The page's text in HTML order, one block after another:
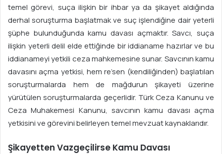
temel görevi, suça ilişkin bir ihbar ya da şikayet aldığında
derhal soruşturma başlatmak ve suç işlendiğine dair yeterli
şüphe bulunduğunda kamu davası açmaktır. Savcı, suça
ilişkin yeterli delil elde ettiğinde bir iddianame hazırlar ve bu
iddianameyi yetkili ceza mahkemesine sunar. Savcının kamu
davasını açma yetkisi, hem re’sen (kendiliğinden) başlatılan
soruşturmalarda hem de mağdurun şikayeti üzerine
yürütülen soruşturmalarda geçerlidir. Türk Ceza Kanunu ve
Ceza Muhakemesi Kanunu, savcının kamu davası açma
yetkisini ve görevini belirleyen temel mevzuat kaynaklarıdır.
Şikayetten Vazgeçilirse Kamu Davası